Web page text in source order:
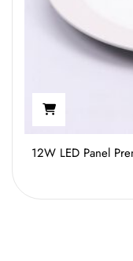
12W LED Panel